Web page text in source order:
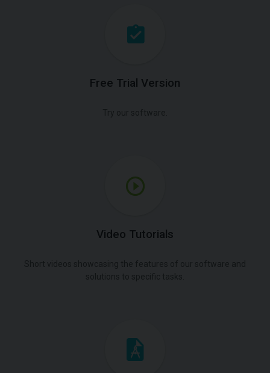
Free Trial Version
Video Tutorials